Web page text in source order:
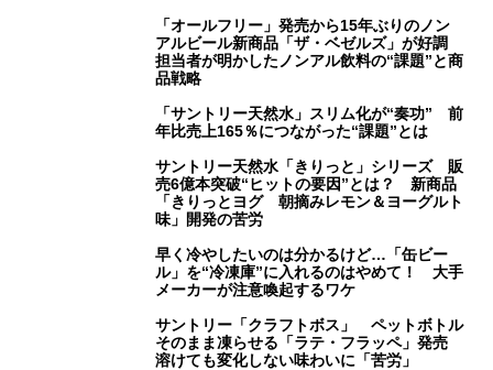
「オールフリー」発売から15年ぶりのノン
アルビール新商品「ザ・ベゼルズ」が好調
担当者が明かしたノンアル飲料の“課題”と商
品戦略
「サントリー天然水」スリム化が“奏功” 前
年比売上165％につながった“課題”とは
サントリー天然水「きりっと」シリーズ 販
売6億本突破“ヒットの要因”とは？ 新商品
「きりっとヨグ 朝摘みレモン＆ヨーグルト
味」開発の苦労
早く冷やしたいのは分かるけど…「缶ビー
ル」を“冷凍庫”に入れるのはやめて！ 大手
メーカーが注意喚起するワケ
サントリー「クラフトボス」 ペットボトル
そのまま凍らせる「ラテ・フラッペ」発売
溶けても変化しない味わいに「苦労」